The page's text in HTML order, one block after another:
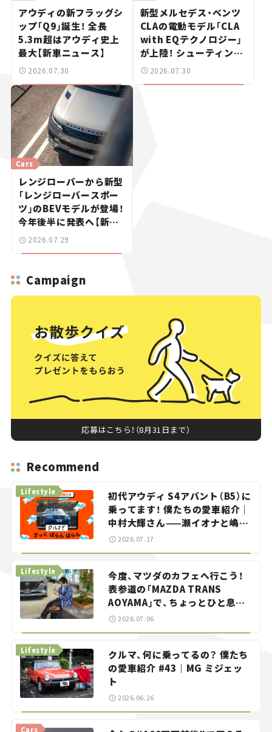
アウディの新フラッグシ
ップ「Q9」誕生！ 全長
5.3m超はアウディ史上
最大【新車ニュース】
2026.07.30
新型メルセデス・ベンツ
CLAの電動モデル「CLA
with EQテクノロジー」
が上陸！ シューティング
ブレークも発売【新車ニ
2026.07.30
Cars
レンジローバーから新型
「レンジローバースポー
ツ」のBEVモデルが登場！
今年後半に発表へ【新車
ニュース】
2026.07.29
Campaign
応募はこちら！（8月31日まで）
Recommend
初代アウディ S4アバント（B5）に
乗ってます！ 僕たちの愛車紹介｜
中村大輝さん——瀬イオナと嶋田
智之の「クルマでざっくばらんば
らん！」＃20
Lifestyle
2026.07.17
今度、マツダのカフェへ行こう！
表参道の「MAZDA TRANS
AOYAMA」で、ちょっとひと息。
——連載｜CCGとクルマでどうす
Lifestyle
2026.07.06
クルマ、何に乗ってるの？ 僕たち
の愛車紹介 #43｜MG ミジェッ
ト
Lifestyle
2026.06.26
Cars